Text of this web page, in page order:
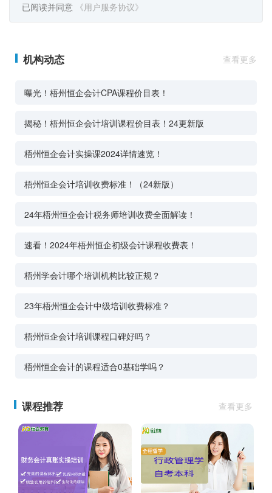
已阅读并同意 《用户服务协议》
机构动态 查看更多
曝光！梧州恒企会计CPA课程价目表！
揭秘！梧州恒企会计培训课程价目表！24更新版
梧州恒企会计实操课2024详情速览！
梧州恒企会计培训收费标准！（24新版）
24年梧州恒企会计税务师培训收费全面解读！
速看！2024年梧州恒企初级会计课程收费表！
梧州学会计哪个培训机构比较正规？
23年梧州恒企会计中级培训收费标准？
梧州恒企会计培训课程口碑好吗？
梧州恒企会计的课程适合0基础学吗？
课程推荐 查看更多